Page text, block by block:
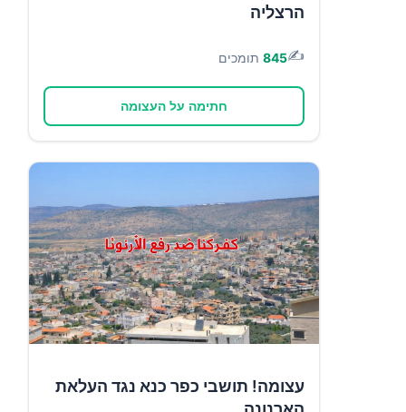
הרצליה
✍️
845 תומכים
חתימה על העצומה
עצומה! תושבי כפר כנא נגד העלאת